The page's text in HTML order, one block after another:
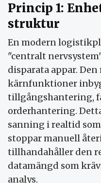
Princip 1:
struktur
En modern
"centralt
disparata appar.
kärnfunktioner
tillgångshantering,
orderhantering.
sanning i realtid
stoppar manuell
tillhandahåller den
datamängd som
analys.